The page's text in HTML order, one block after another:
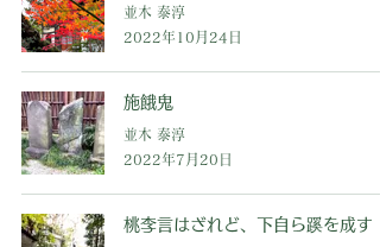
並木 泰淳
2022年10月24日
施餓鬼
並木 泰淳
2022年7月20日
桃李言はざれど、下自ら蹊を成す